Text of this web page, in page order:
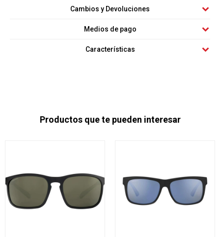
Cambios y Devoluciones
Medios de pago
Características
Productos que te pueden interesar